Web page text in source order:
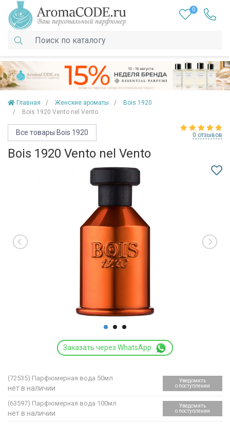
0
Главная Женские ароматы
Bois 1920
Bois 1920 Vento nel Vento
Все товары Bois 1920 0 отзывов
Bois 1920 Vento nel Vento
Заказать через WhatsApp
(72535) Парфюмерная вода 50мл
нет в наличии
Уведомить
о поступлении
(63597) Парфюмерная вода 100мл
нет в наличии
Уведомить
о поступлении